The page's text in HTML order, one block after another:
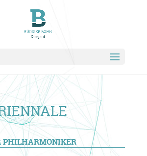
PHILHARMONIKER